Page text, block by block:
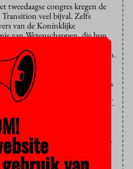
tweedaagse congres kregen de
Transition veel bijval. Zelfs
van de Koninklijke
van Wetenschappen, die hun
te tonen voor hun standpunten.
we de wetenschap
zei hij. Daar moet de
meepraten, meent hij, en dat is
verschil met de
levert kritiek op zichzelf.
minder doen.”
stonden welwillend tegenover
ze wel kanttekeningen. De
niet pretenderen geheel